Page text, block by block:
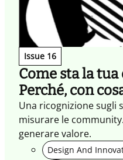
Issue 16
Come sta la
Perché, con
Una ricognizione sugli
misurare le
generare valore.
Design And